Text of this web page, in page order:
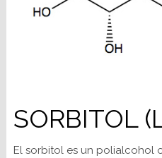
SORBITOL
El sorbitol es un polialcohol